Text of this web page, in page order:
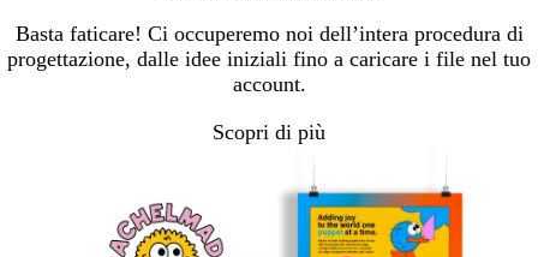
Basta faticare! Ci occuperemo noi dell’intera procedura di
progettazione, dalle idee iniziali fino a caricare i file nel tuo
account.
Scopri di più